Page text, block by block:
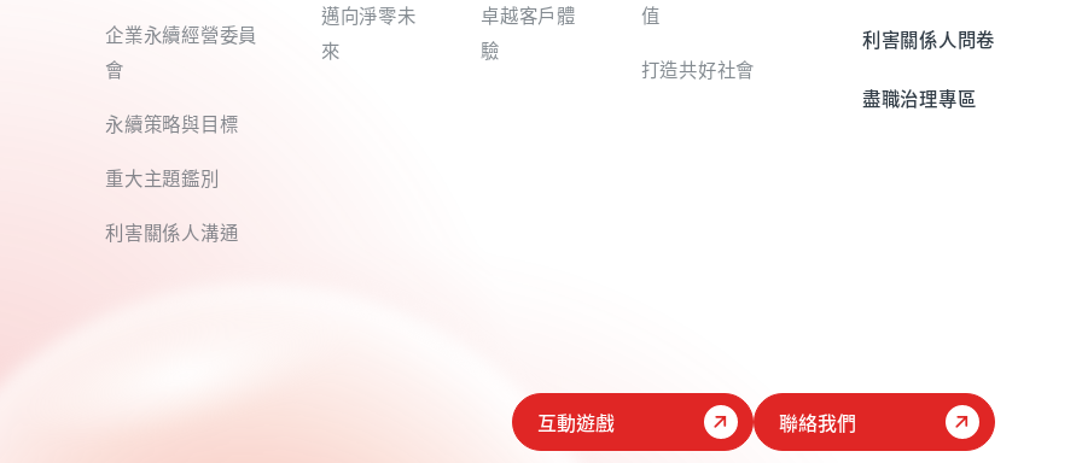
企業永續經營委員
會
永續策略與目標
重大主題鑑別
利害關係人溝通
邁向淨零未
來
卓越客戶體
驗
值
打造共好社會
利害關係人問卷
盡職治理專區
互動遊戲 聯絡我們